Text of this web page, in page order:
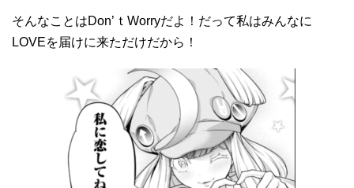
そんなことはDon’ｔWorryだよ！だって私はみんなに
LOVEを届けに来ただけだから！